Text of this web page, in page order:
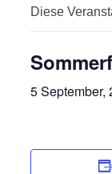
Diese
5 September,